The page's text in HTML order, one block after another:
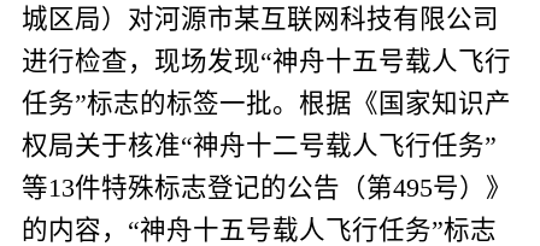
城区局）对河源市某互联网科技有限公司
进行检查，现场发现“神舟十五号载人飞行
任务”标志的标签一批。根据《国家知识产
权局关于核准“神舟十二号载人飞行任务”
等13件特殊标志登记的公告（第495号）》
的内容，“神舟十五号载人飞行任务”标志